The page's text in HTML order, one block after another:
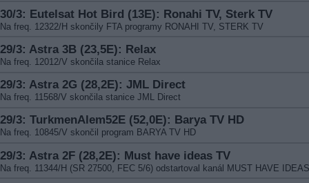
30/3: Eutelsat Hot Bird (13E): Ronahi TV, Sterk TV
Na freq. 12322/H skončily FTA programy RONAHI TV, STERK TV
29/3: Astra 3B (23,5E): Relax
Na freq. 12012/V skončila stanice Relax
29/3: Astra 2G (28,2E): JML Direct
Na freq. 11568/V skončila stanice JML Direct
29/3: TurkmenAlem52E (52,0E): Barya TV HD
Na freq. 10845/V skončil program BARYA TV HD
29/3: Astra 2F (28,2E): Must have ideas TV
Na freq. 11344/H (SR 27500, FEC 5/6) odstartoval kanál MUST HAVE